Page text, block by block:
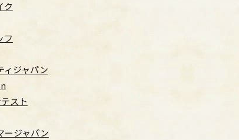
ク
フ
ィジャパン
スト
ージャパン